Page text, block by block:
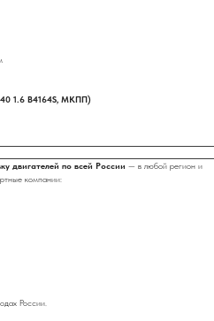
1.6 B4164S, МКПП)
двигателей по всей России — в любой регион и
компании:
России.